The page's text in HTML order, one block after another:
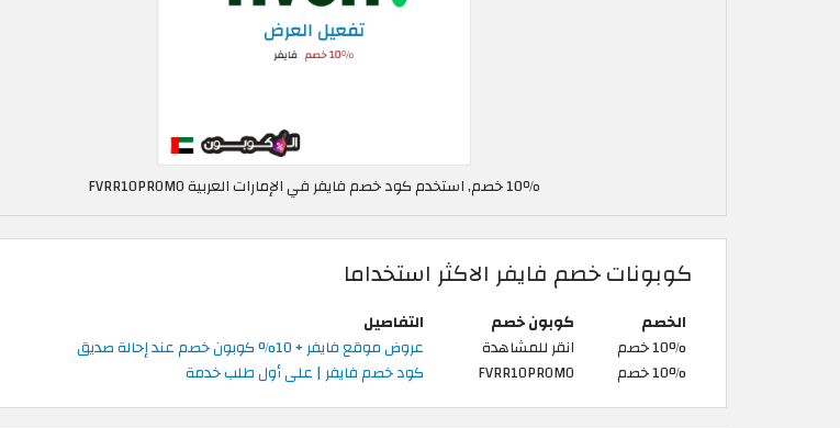
10٪ خصم, استخدم كود خصم فايفر في الإمارات العربية FVRR10PROMO
كوبونات خصم فايفر الاكثر استخداما
الخصم كوبون خصم
التفاصيل
10% خصم
انقر للمشاهدة
عروض موقع فايفر + 10% كوبون خصم عند إحالة صديق
10% خصم
FVRR10PROMO كود خصم فايفر | على أول طلب خدمة